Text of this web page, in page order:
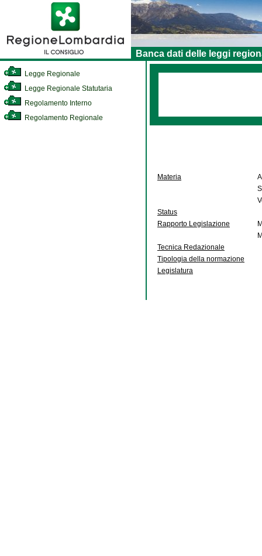
Banca dati delle leggi
Legge Regionale
Legge Regionale Statutaria
Regolamento Interno
Regolamento Regionale
Materia
Status
Rapporto Legislazione
Tecnica Redazionale
Tipologia della normazione
Legislatura